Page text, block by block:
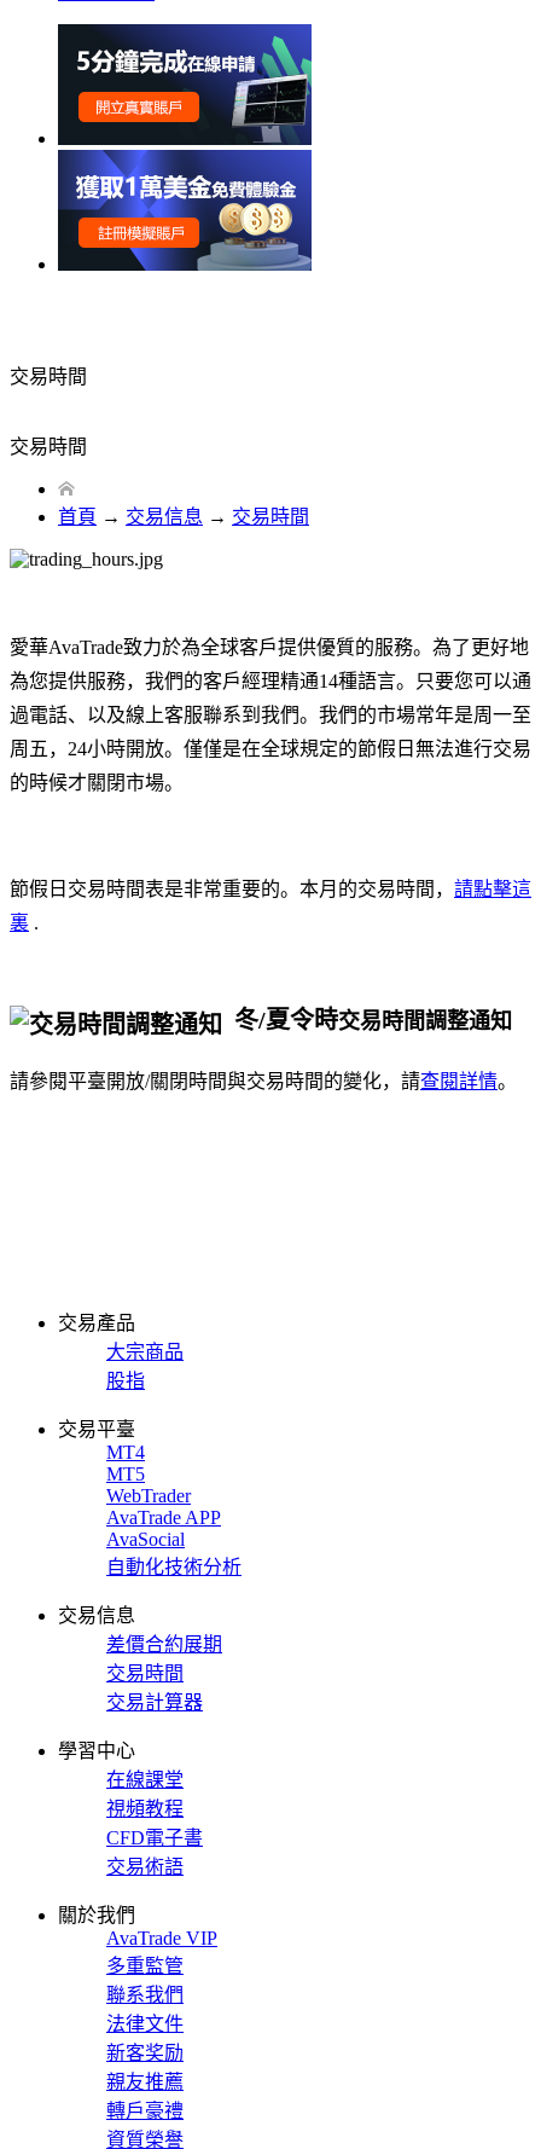
交易時間
交易時間
首頁 → 交易信息 → 交易時間
愛華AvaTrade致力於為全球客戶提供優質的服務。為了更好地
為您提供服務，我們的客戶經理精通14種語言。只要您可以通
過電話、以及線上客服聯系到我們。我們的市場常年是周一至
周五，24小時開放。僅僅是在全球規定的節假日無法進行交易
的時候才關閉市場。
節假日交易時間表是非常重要的。本月的交易時間， 請點擊這
裏 .
冬/夏令時交易時間調整通知
請參閱平臺開放/關閉時間與交易時間的變化，請查閱詳情。
交易產品
大宗商品
股指
交易平臺
MT4
MT5
WebTrader
AvaTrade APP
AvaSocial
自動化技術分析
交易信息
差價合約展期
交易時間
交易計算器
學習中心
在線課堂
視頻教程
CFD電子書
交易術語
關於我們
AvaTrade VIP
多重監管
聯系我們
法律文件
新客奖励
親友推薦
轉戶豪禮
資質榮譽